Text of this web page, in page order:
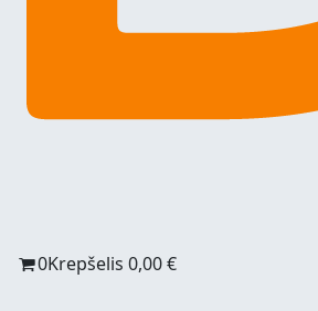
0Krepšelis0,00€